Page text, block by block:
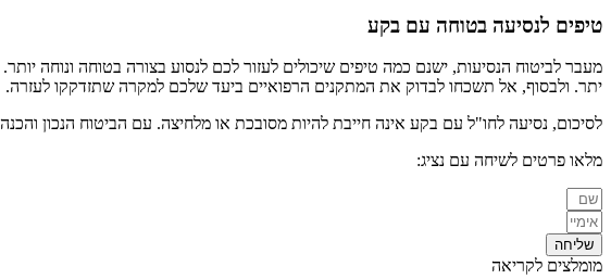
טיפים לנסיעה בטוחה עם בקע
מעבר לביטוח הנסיעות, ישנם כמה טיפים שיכולים לעזור לכם לנסוע בצורה בטוחה ונוחה
יתר. ולבסוף, אל תשכחו לבדוק את המתקנים הרפואיים ביעד שלכם למקרה שתזדקקו לעזרה.
לסיכום, נסיעה לחו"ל עם בקע אינה חייבת להיות מסובכת או מלחיצה. עם הביטוח הנכון
מלאו פרטים לשיחה עם נציג:
שליחה
מומלצים לקריאה